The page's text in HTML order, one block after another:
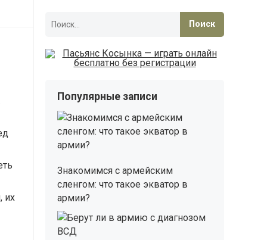
их
Популярные записи
Знакомимся с армейским
сленгом: что такое экватор в
армии?